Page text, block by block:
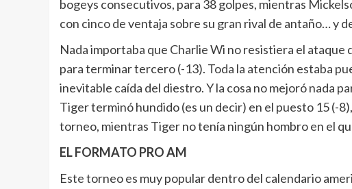
bogeys consecutivos, para 38 golpes, mientras
con cinco de ventaja sobre su gran rival de antaño… y
Nada importaba que Charlie Wi no resistiera el
para terminar tercero (-13). Toda la atención estaba
inevitable caída del diestro. Y la cosa no mejoró nada
Tiger terminó hundido (es un decir) en el puesto 15 (-
torneo, mientras Tiger no tenía ningún hombro en el
EL FORMATO PRO AM
Este torneo es muy popular dentro del calendario